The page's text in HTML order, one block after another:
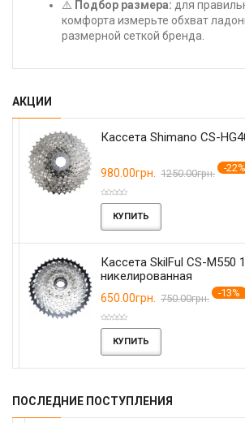
⚠️ Подбор размера: для
комфорта измерьте обхват
размерной сеткой бренда.
АКЦИИ
Кассета Shimano CS-
980.00грн. 1250.00грн. -22%
КУПИТЬ
Кассета SkilFul CS-M550
никелированная
650.00грн. 750.00грн. -13%
КУПИТЬ
ПОСЛЕДНИЕ ПОСТУПЛЕНИЯ